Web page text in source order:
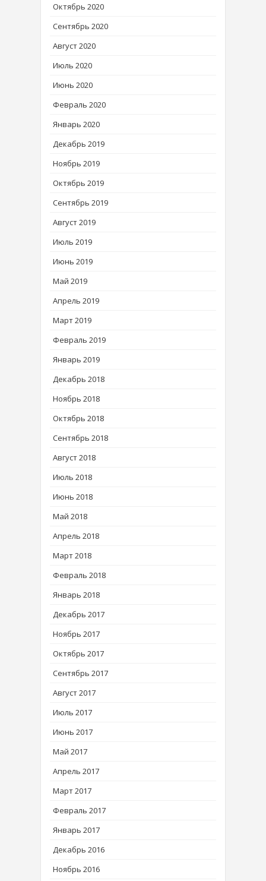
Октябрь 2020
Сентябрь 2020
Август 2020
Июль 2020
Июнь 2020
Февраль 2020
Январь 2020
Декабрь 2019
Ноябрь 2019
Октябрь 2019
Сентябрь 2019
Август 2019
Июль 2019
Июнь 2019
Май 2019
Апрель 2019
Март 2019
Февраль 2019
Январь 2019
Декабрь 2018
Ноябрь 2018
Октябрь 2018
Сентябрь 2018
Август 2018
Июль 2018
Июнь 2018
Май 2018
Апрель 2018
Март 2018
Февраль 2018
Январь 2018
Декабрь 2017
Ноябрь 2017
Октябрь 2017
Сентябрь 2017
Август 2017
Июль 2017
Июнь 2017
Май 2017
Апрель 2017
Март 2017
Февраль 2017
Январь 2017
Декабрь 2016
Ноябрь 2016